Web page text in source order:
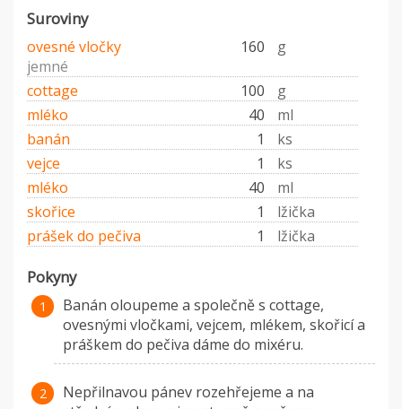
Suroviny
ovesné vločky 160
g
jemné
cottage
100
g
mléko
40
ml
banán
1
ks
vejce
1
ks
mléko
40
ml
skořice
1
lžička
prášek do pečiva
1 lžička
Pokyny
Banán oloupeme a společně s cottage,
ovesnými vločkami, vejcem, mlékem, skořicí a
práškem do pečiva dáme do mixéru.
Nepřilnavou pánev rozehřejeme a na